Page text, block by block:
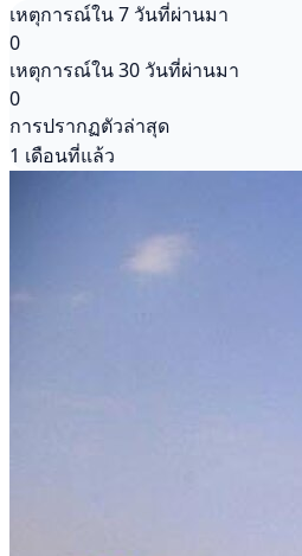
เหตุการณ์ใน 7 วันที่ผ่านมา
0
เหตุการณ์ใน 30 วันที่ผ่านมา
0
การปรากฏตัวล่าสุด
1 เดือนที่แล้ว